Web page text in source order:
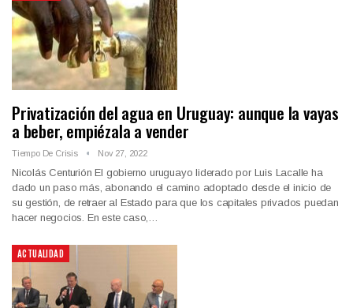
Privatización del agua en Uruguay: aunque la vayas
a beber, empiézala a vender
Tiempo De Crisis Nov 27, 2022
Nicolás Centurión El gobierno uruguayo liderado por Luis Lacalle ha
dado un paso más, abonando el camino adoptado desde el inicio de
su gestión, de retraer al Estado para que los capitales privados puedan
hacer negocios. En este caso,…
ACTUALIDAD